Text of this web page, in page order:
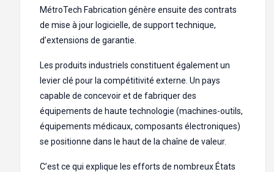
MétroTech Fabrication génère ensuite des contrats
de mise à jour logicielle, de support technique,
d’extensions de garantie.
Les produits industriels constituent également un
levier clé pour la compétitivité externe. Un pays
capable de concevoir et de fabriquer des
équipements de haute technologie (machines-outils,
équipements médicaux, composants électroniques)
se positionne dans le haut de la chaîne de valeur.
C’est ce qui explique les efforts de nombreux États